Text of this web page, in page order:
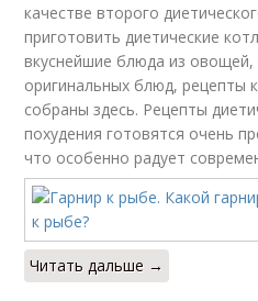
качестве второго
приготовить диетические
вкуснейшие блюда из
оригинальных блюд, рецепты
собраны здесь. Рецепты
похудения готовятся очень
что особенно радует
Читать дальше →